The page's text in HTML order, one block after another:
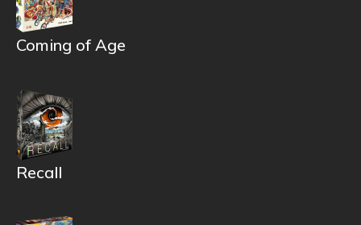
Coming of Age
Recall